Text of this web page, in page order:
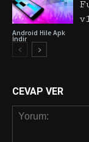
Android Hile Apk
İndir
CEVAP VER